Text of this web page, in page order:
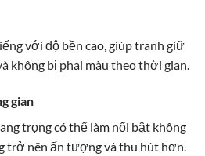
với độ bền cao, giúp tranh giữ
không bị phai màu theo thời gian.
gian
trọng có thể làm nổi bật không
trở nên ấn tượng và thu hút hơn.